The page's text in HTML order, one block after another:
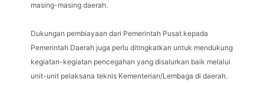
masing-masing daerah.
Dukungan pembiayaan dari Pemerintah Pusat kepada
Pemerintah Daerah juga perlu ditingkatkan untuk mendukung
kegiatan-kegiatan pencegahan yang disalurkan baik melalui
unit-unit pelaksana teknis Kementerian/Lembaga di daerah.